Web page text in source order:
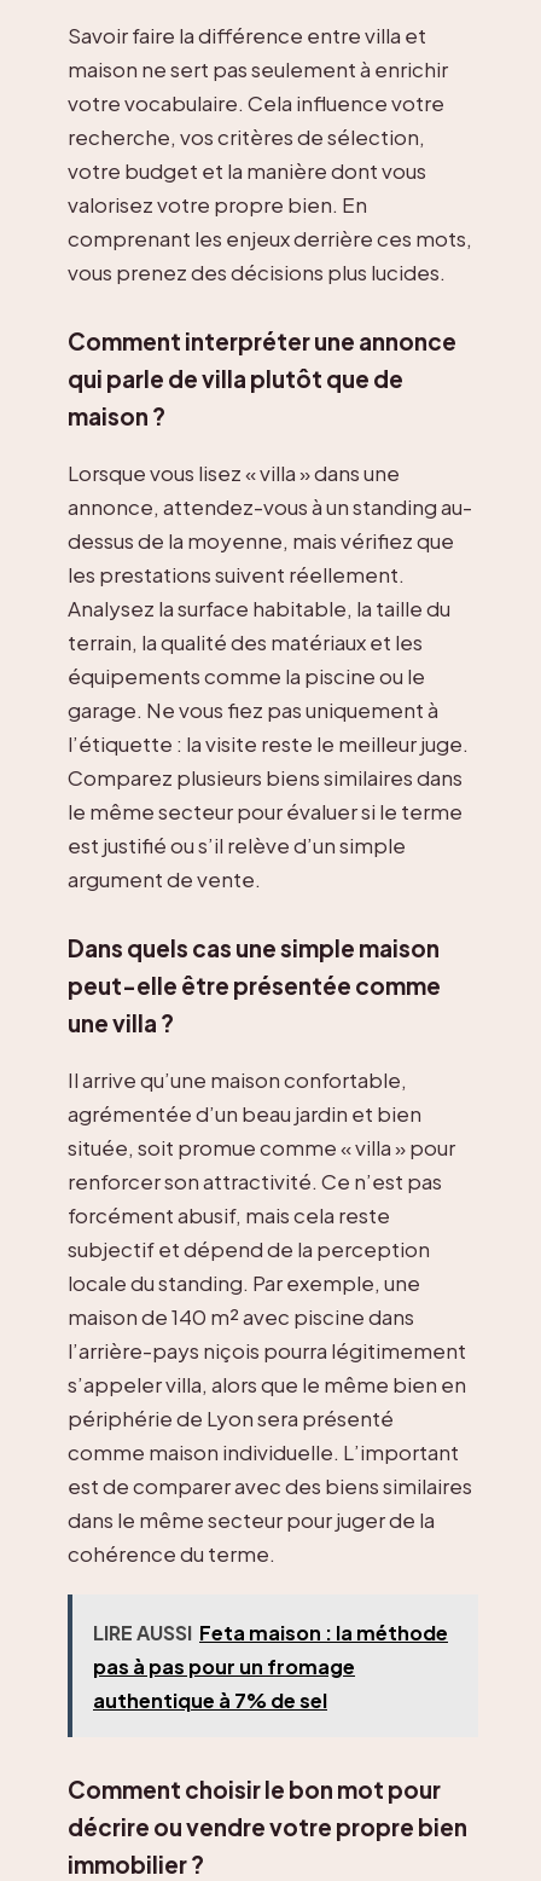
Savoir faire la différence entre villa et
maison ne sert pas seulement à enrichir
votre vocabulaire. Cela influence votre
recherche, vos critères de sélection,
votre budget et la manière dont vous
valorisez votre propre bien. En
comprenant les enjeux derrière ces mots,
vous prenez des décisions plus lucides.
Comment interpréter une annonce
qui parle de villa plutôt que de
maison ?
Lorsque vous lisez « villa » dans une
annonce, attendez-vous à un standing au-
dessus de la moyenne, mais vérifiez que
les prestations suivent réellement.
Analysez la surface habitable, la taille du
terrain, la qualité des matériaux et les
équipements comme la piscine ou le
garage. Ne vous fiez pas uniquement à
l’étiquette : la visite reste le meilleur juge.
Comparez plusieurs biens similaires dans
le même secteur pour évaluer si le terme
est justifié ou s’il relève d’un simple
argument de vente.
Dans quels cas une simple maison
peut-elle être présentée comme
une villa ?
Il arrive qu’une maison confortable,
agrémentée d’un beau jardin et bien
située, soit promue comme « villa » pour
renforcer son attractivité. Ce n’est pas
forcément abusif, mais cela reste
subjectif et dépend de la perception
locale du standing. Par exemple, une
maison de 140 m² avec piscine dans
l’arrière-pays niçois pourra légitimement
s’appeler villa, alors que le même bien en
périphérie de Lyon sera présenté
comme maison individuelle. L’important
est de comparer avec des biens similaires
dans le même secteur pour juger de la
cohérence du terme.
LIRE AUSSI Feta maison : la méthode
pas à pas pour un fromage
authentique à 7% de sel
Comment choisir le bon mot pour
décrire ou vendre votre propre bien
immobilier ?